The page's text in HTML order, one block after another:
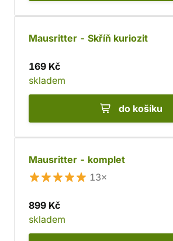
Mausritter - Skříň kuriozit
169 Kč
skladem
do košíku
Mausritter - komplet
13×
899 Kč
skladem